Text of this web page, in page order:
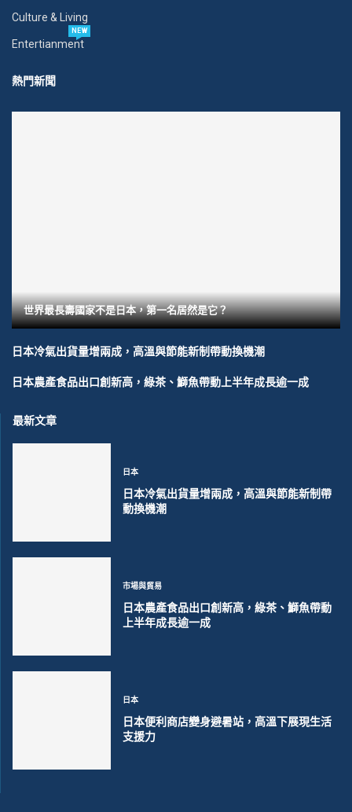
Culture & Living
Entertianment
NEW
熱門新聞
世界最長壽國家不是日本，第一名居然是它？
日本冷氣出貨量增兩成，高溫與節能新制帶動換機潮
日本農產食品出口創新高，綠茶、鰤魚帶動上半年成長逾一成
最新文章
日本
日本冷氣出貨量增兩成，高溫與節能新制帶
動換機潮
市場與貿易
日本農產食品出口創新高，綠茶、鰤魚帶動
上半年成長逾一成
日本
日本便利商店變身避暑站，高溫下展現生活
支援力